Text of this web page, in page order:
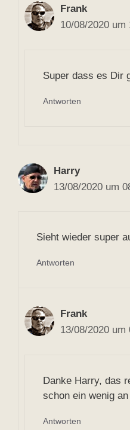
Frank
10/08/2020 um
Super dass es Dir
Antworten
Harry
13/08/2020 um
Sieht wieder super
Antworten
Frank
13/08/2020 um
Danke Harry, das
schon ein wenig
Antworten